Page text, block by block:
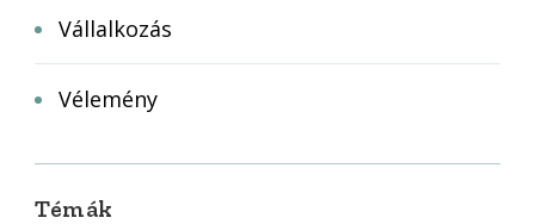
Vállalkozás
Vélemény
Témák